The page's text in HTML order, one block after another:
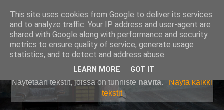
Pullollinen
Näytetään tekstit, joissa on tunniste hävitä.
Näytä kaikki
tekstit
This site uses cookies from Google to deliver its services
and to analyze traffic. Your IP address and user-agent are
shared with Google along with performance and security
metrics to ensure quality of service, generate usage
statistics, and to detect and address abuse.
LEARN MORE GOT IT